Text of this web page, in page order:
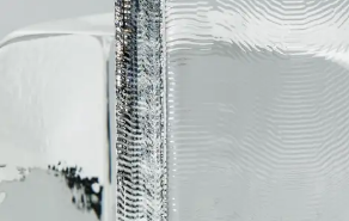
Überblick
Anwendungen
Technische Daten
Produktvarianten
Downloads